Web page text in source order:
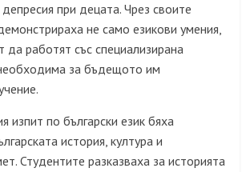
при децата. Чрез своите
не само езикови умения,
да работят със специализирана
за бъдещото им
изпит по български език бяха
история, култура и
Студентите разказваха за историята